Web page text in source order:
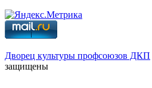
Дворец культуры профсоюзов ДКП
защищены